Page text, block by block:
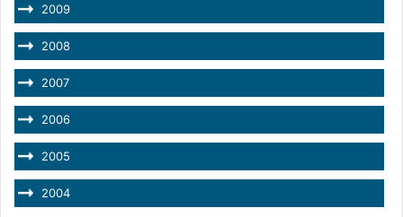
2009
2008
2007
2006
2005
2004